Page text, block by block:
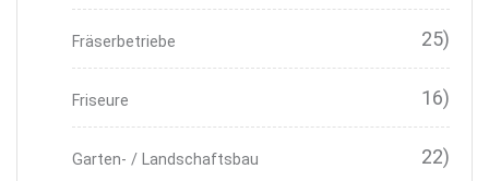
Fräserbetriebe 25)
Friseure 16)
Garten- / Landschaftsbau 22)